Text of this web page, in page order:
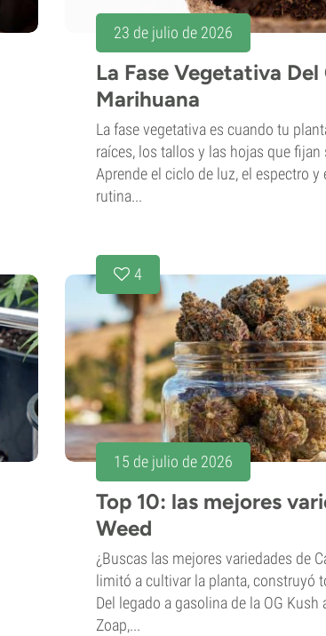
23 de julio de 2026
La Fase Vegetativa
Marihuana
La fase vegetativa es cuando tu
raíces, los tallos y las hojas que fijan
Aprende el ciclo de luz, el espectro y
rutina...
4
15 de julio de 2026
Top 10: las mejores
Weed
¿Buscas las mejores variedades de
limitó a cultivar la planta, construyó
Del legado a gasolina de la OG
Zoap,...